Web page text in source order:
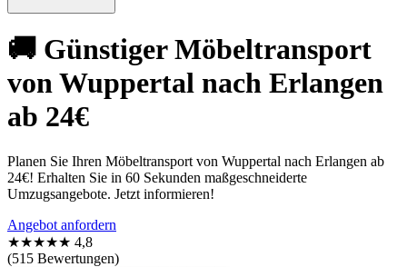
🚚 Günstiger Möbeltransport
von Wuppertal nach Erlangen
ab 24€
Planen Sie Ihren Möbeltransport von Wuppertal nach Erlangen ab
24€! Erhalten Sie in 60 Sekunden maßgeschneiderte
Umzugsangebote. Jetzt informieren!
Angebot anfordern
★★★★★ 4,8
(515 Bewertungen)